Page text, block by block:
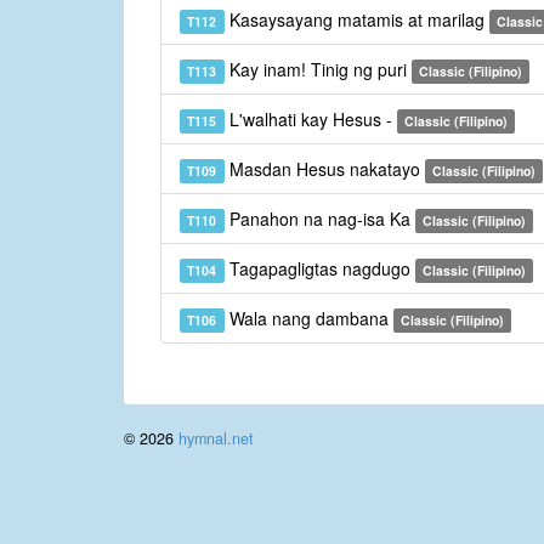
T112 Kasaysayang matamis at marilag
T113 Kay inam! Tinig ng puri Classic (Filipino)
T115 L'walhati kay Hesus - Classic (Filipino)
T109 Masdan Hesus nakatayo Classic (Filipino)
T110 Panahon na nag-isa Ka Classic (Filipino)
T104 Tagapagligtas nagdugo Classic (Filipino)
T106 Wala nang dambana Classic (Filipino)
© 2026 hymnal.net